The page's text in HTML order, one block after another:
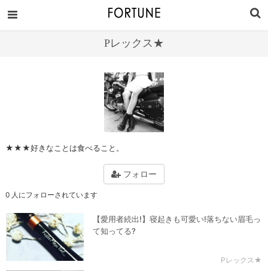
Pレックス★
★★★好きなことは食べること。
フォロー
0 人にフォローされています
【愛用者続出!】寝起きも可愛い!落ちない眉毛っ
て知ってる?
Pレックス★